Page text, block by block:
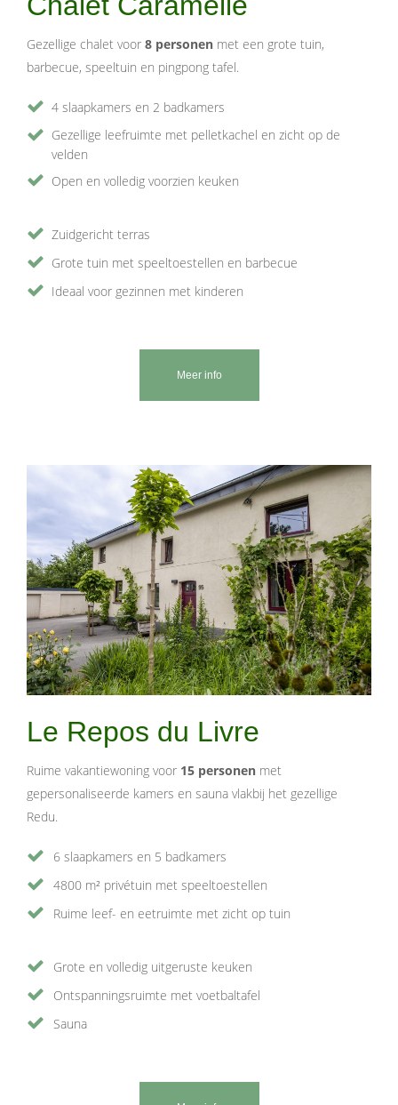
Gezellige chalet voor 8 personen met een grote tuin,
barbecue, speeltuin en pingpong tafel.
4 slaapkamers en 2 badkamers
Gezellige leefruimte met pelletkachel en zicht op de
velden
Open en volledig voorzien keuken
Zuidgericht terras
Grote tuin met speeltoestellen en barbecue
Ideaal voor gezinnen met kinderen
Meer info
Le Repos du Livre
Ruime vakantiewoning voor 15 personen met
gepersonaliseerde kamers en sauna vlakbij het gezellige
Redu.
6 slaapkamers en 5 badkamers
4800 m² privétuin met speeltoestellen
Ruime leef- en eetruimte met zicht op tuin
Grote en volledig uitgeruste keuken
Ontspanningsruimte met voetbaltafel
Sauna